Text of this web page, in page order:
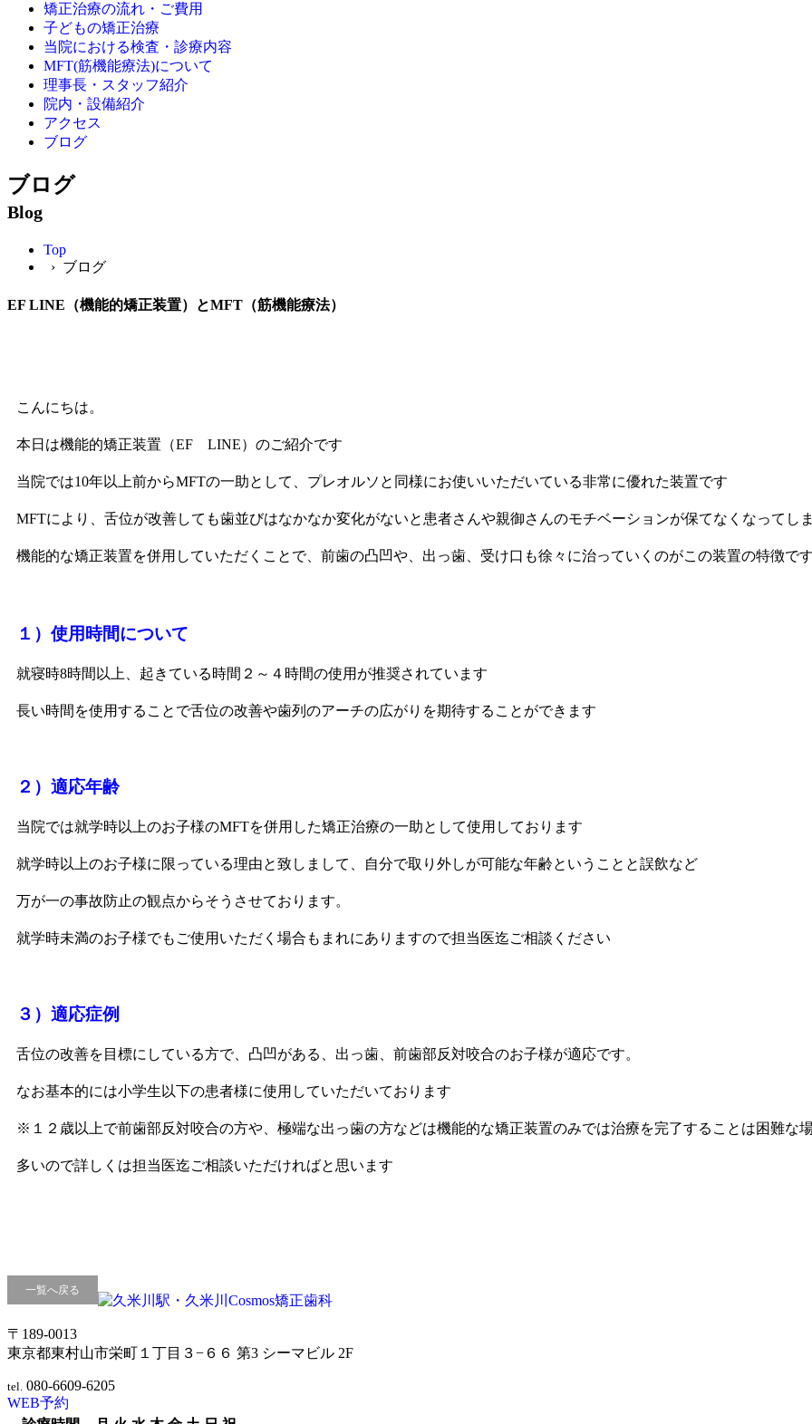
矯正治療の流れ・ご費用
子どもの矯正治療
当院における検査・診療内容
MFT(筋機能療法)について
理事長・スタッフ紹介
院内・設備紹介
アクセス
ブログ
ブログ
Blog
Top
› ブログ
EF LINE（機能的矯正装置）とMFT（筋機能療法）
こんにちは。
本日は機能的矯正装置（EF LINE）のご紹介です
当院では10年以上前からMFTの一助として、プレオルソと同様にお使いいただいている非常に優れた装置です
MFTにより、舌位が改善しても歯並びはなかなか変化がないと患者さんや親御さんのモチベーションが保てなくなってし
機能的な矯正装置を併用していただくことで、前歯の凸凹や、出っ歯、受け口も徐々に治っていくのがこの装置の特徴で
１）使用時間について
就寝時8時間以上、起きている時間２～４時間の使用が推奨されています
長い時間を使用することで舌位の改善や歯列のアーチの広がりを期待することができます
２）適応年齢
当院では就学時以上のお子様のMFTを併用した矯正治療の一助として使用しております
就学時以上のお子様に限っている理由と致しまして、自分で取り外しが可能な年齢ということと誤飲など
万が一の事故防止の観点からそうさせております。
就学時未満のお子様でもご使用いただく場合もまれにありますので担当医迄ご相談ください
３）適応症例
舌位の改善を目標にしている方で、凸凹がある、出っ歯、前歯部反対咬合のお子様が適応です。
なお基本的には小学生以下の患者様に使用していただいております
※１２歳以上で前歯部反対咬合の方や、極端な出っ歯の方などは機能的な矯正装置のみでは治療を完了することは困難な
多いので詳しくは担当医迄ご相談いただければと思います
一覧へ戻る
〒189-0013
東京都東村山市栄町１丁目３−６６ 第3 シーマビル 2F
tel. 080-6609-6205
WEB予約